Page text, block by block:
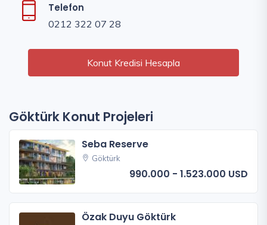
Telefon
0212 322 07 28
Konut Kredisi Hesapla
Göktürk Konut Projeleri
Seba Reserve
Göktürk
990.000 - 1.523.000 USD
Özak Duyu Göktürk